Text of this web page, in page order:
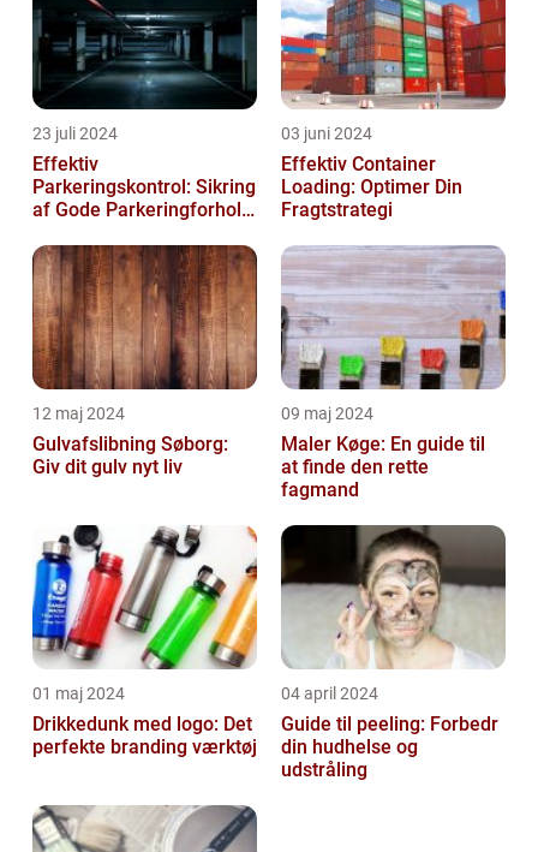
23 juli 2024
Effektiv
Parkeringskontrol: Sikring
af Gode Parkeringforhold
03 juni 2024
Effektiv Container
Loading: Optimer Din
Fragtstrategi
12 maj 2024
Gulvafslibning Søborg:
Giv dit gulv nyt liv
09 maj 2024
Maler Køge: En guide til
at finde den rette
fagmand
01 maj 2024
Drikkedunk med logo: Det
perfekte branding værktøj
04 april 2024
Guide til peeling: Forbedr
din hudhelse og
udstråling